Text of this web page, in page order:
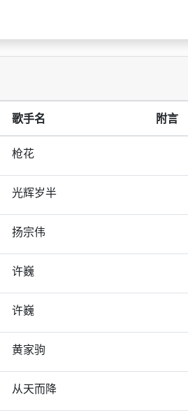
歌手名 附言
枪花
光辉岁半
扬宗伟
许巍
许巍
黄家驹
从天而降